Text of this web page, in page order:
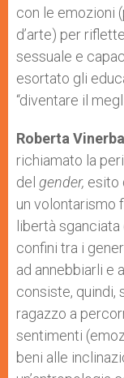
con le emozioni
d’arte) per
sessuale e
esortato gli
“diventare il
Roberta
richiamato la
del gender, esito
un volontarismo
libertà
confini tra i
ad annebbiarli e
consiste, quindi,
ragazzo a
sentimenti
beni alle